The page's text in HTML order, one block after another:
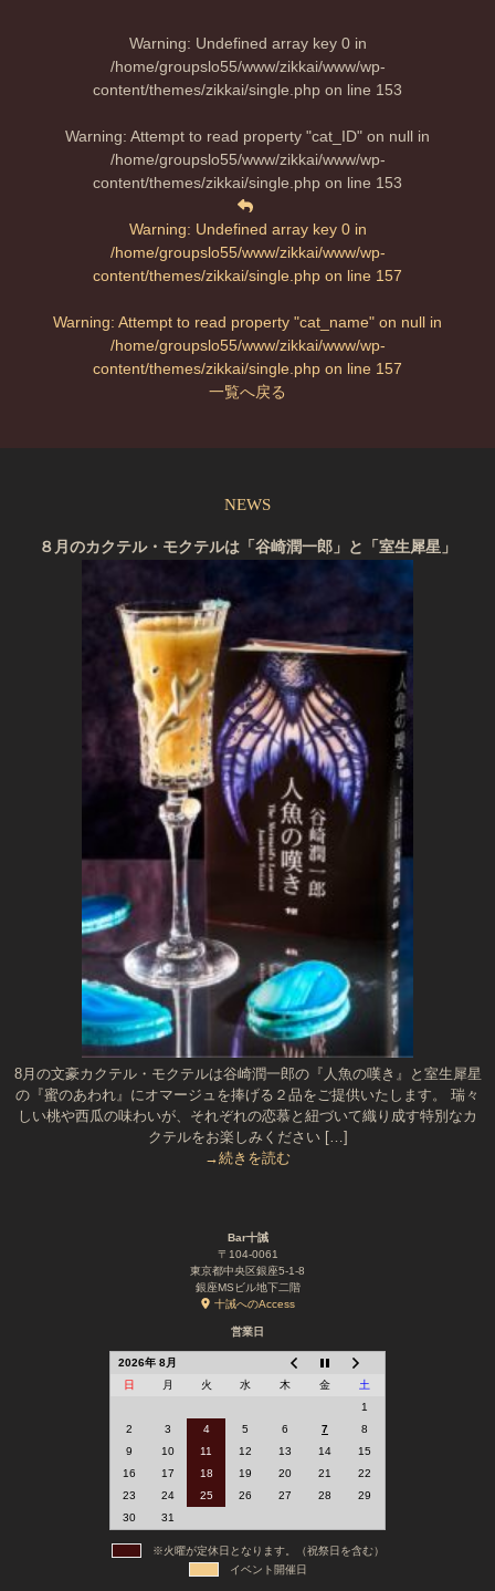
Warning: Undefined array key 0 in
/home/groupslo55/www/zikkai/www/wp-
content/themes/zikkai/single.php on line 153
Warning: Attempt to read property "cat_ID" on null in
/home/groupslo55/www/zikkai/www/wp-
content/themes/zikkai/single.php on line 153
Warning: Undefined array key 0 in
/home/groupslo55/www/zikkai/www/wp-
content/themes/zikkai/single.php on line 157
Warning: Attempt to read property "cat_name" on null in
/home/groupslo55/www/zikkai/www/wp-
content/themes/zikkai/single.php on line 157
一覧へ戻る
NEWS
８月のカクテル・モクテルは「谷崎潤一郎」と「室生犀星」
8月の文豪カクテル・モクテルは谷崎潤一郎の『人魚の嘆き』と室生犀星
の『蜜のあわれ』にオマージュを捧げる２品をご提供いたします。 瑞々
しい桃や西瓜の味わいが、それぞれの恋慕と紐づいて織り成す特別なカ
クテルをお楽しみください […]
→続きを読む
Bar十誡
〒104-0061
東京都中央区銀座5-1-8
銀座MSビル地下二階
十誡へのAccess
営業日
2026年 8月
日
月 火 水 木 金
土
1
2
3 4 5 6 7
8
9
10 11 12 13 14
15
16
17 18 19 20 21
22
23
24 25 26 27 28
29
30
31
※火曜が定休日となります。（祝祭日を含む）
イベント開催日